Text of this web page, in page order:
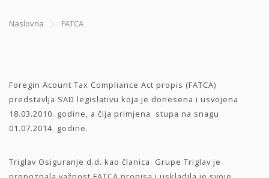
Naslovna FATCA
Foregin Acount Tax Compliance Act propis (FATCA)
predstavlja SAD legislativu koja je donesena i usvojena
18.03.2010. godine, a čija primjena stupa na snagu
01.07.2014. godine.
Triglav Osiguranje d.d. kao članica Grupe Triglav je